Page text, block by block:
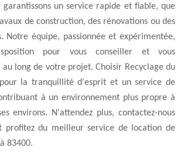
garantissons un service rapide et fiable, que
de construction, des rénovations ou des
Notre équipe, passionnée et expérimentée,
pour vous conseiller et vous
long de votre projet. Choisir Recyclage du
la tranquillité d'esprit et un service de
à un environnement plus propre à
environs. N'attendez plus, contactez-nous
profitez du meilleur service de location de
83400.